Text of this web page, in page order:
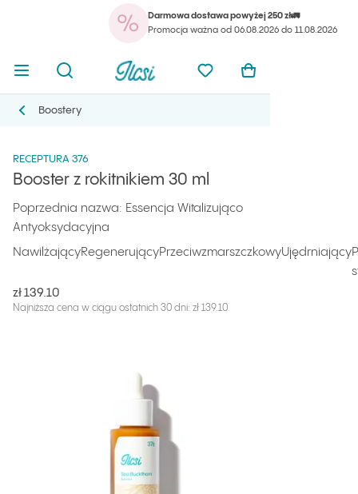
Darmowa dostawa powyżej 250 zł🚛
Promocja ważna od 06.08.2026 do 11.08.2026
Strona główna Ilcsi
Otwórz wyszukiwarkę
Strona główna Ilcsi
Otwórz menuOtwórz wyszukiwarkę Ulubione produkty Ilcsi
Otwórz kosz
Twój koszyk jest
Produkty
Serum, Oleje, Boostery
Boostery
Booster z rokitnikiem 30 ml
RECEPTURA 376
Booster z rokitnikiem 30 ml
Poprzednia nazwa: Essencja Witalizująco
Antyoksydacyjna
NawilżającyRegenerującyPrzeciwzmarszczkowyUjędrniający
zł 139.10
Najniższa cena w ciągu ostatnich 30 dni: zł 139.10